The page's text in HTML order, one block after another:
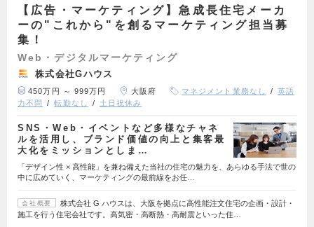
【広告・マーケティング】急成長住宅メーカ
ーの"これから"を創るマーケティング担当募
集！
Web・デジタルマーケティング
株式会社Gハウス
450万円 ～ 999万円 大阪府 マネジメント業務なし
英語
力不問
転勤なし 土日祝休み
SNS・Web・イベントなど多様なチャネ
ルを活用し、ブランド価値の向上と集客最
大化をミッションとしま…
「デザイン性 × 高性能」を兼ね備えた当社の住宅の魅力を、あらゆる手法で世の
中に広めていく、マーケティングの最前線をお任…
会社概要
株式会社 G ハウスは、大阪を拠点に高性能注文住宅の企画・設計・
施工を行う住宅会社です。高気密・高断熱・高耐震といった住…